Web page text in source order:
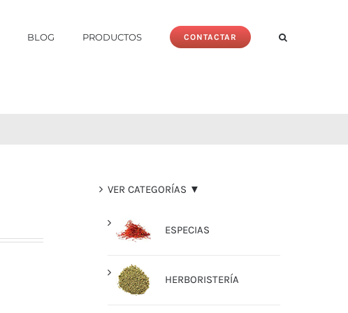
BLOG PRODUCTOS CONTACTAR
VER CATEGORÍAS ▼
ESPECIAS
HERBORISTERÍA